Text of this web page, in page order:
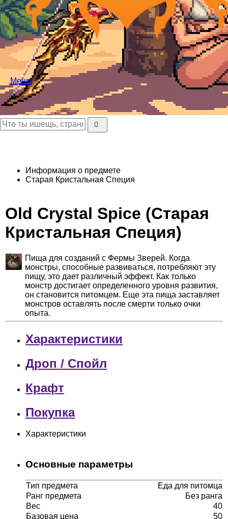
Меню
Информация о предмете
Старая Кристальная Специя
Old Crystal Spice (Старая
Кристальная Специя)
Пища для созданий с Фермы Зверей. Когда
монстры, способные развиваться, потребляют эту
пищу, это дает различный эффект. Как только
монстр достигает определенного уровня развития,
он становится питомцем. Еще эта пища заставляет
монстров оставлять после смерти только очки
опыта.
Характеристики
Дроп / Спойл
Крафт
Покупка
Характеристики
Основные параметры
Тип предмета
Еда для питомца
Ранг предмета
Без ранга
Вес
40
Базовая цена
50